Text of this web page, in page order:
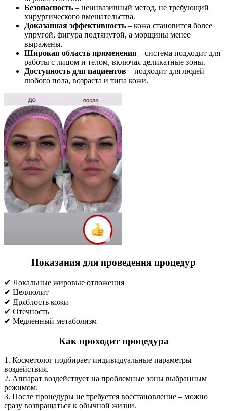
Безопасность – неинвазивный метод, не требующий
хирургического вмешательства.
Доказанная эффективность – кожа становится более
упругой, фигура подтянутой, а морщины менее
выражены.
Широкая область применения – система подходит для
работы с лицом и телом, включая деликатные зоны.
Доступность для пациентов – подходит для людей
любого пола, возраста и типа кожи.
Показания для проведения процедур
✔ Локальные жировые отложения
✔ Целлюлит
✔ Дряблость кожи
✔ Отечность
✔ Медленный метаболизм
Как проходит процедура
1. Косметолог подбирает индивидуальные параметры
воздействия.
2. Аппарат воздействует на проблемные зоны выбранным
режимом.
3. После процедуры не требуется восстановление – можно
сразу возвращаться к обычной жизни.